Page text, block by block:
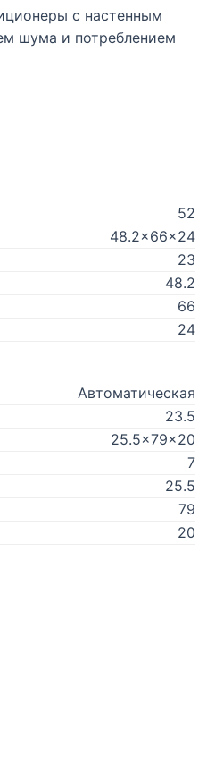
с настенным
шума и потреблением
52
48.2x66x24
23
48.2
66
24
Автоматическая
23.5
25.5x79x20
7
25.5
79
20